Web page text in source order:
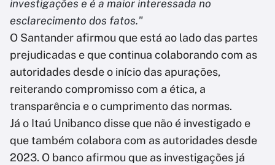
investigações e é a maior interessada no
esclarecimento dos fatos."
O Santander afirmou que está ao lado das partes
prejudicadas e que continua colaborando com as
autoridades desde o início das apurações,
reiterando compromisso com a ética, a
transparência e o cumprimento das normas.
Já o Itaú Unibanco disse que não é investigado e
que também colabora com as autoridades desde
2023. O banco afirmou que as investigações já